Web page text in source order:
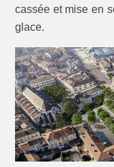
cassée et mise en
glace.